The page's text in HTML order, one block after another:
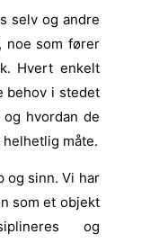
selv og andre
noe som fører
Hvert enkelt
behov i stedet
hvordan de
måte.
og sinn. Vi har
som et objekt
og